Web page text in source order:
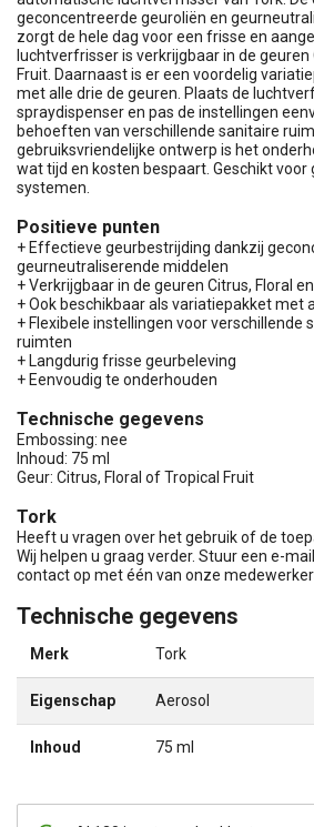
geconcentreerde geuroliën en
zorgt de hele dag voor een frisse en
luchtverfrisser is verkrijgbaar in de geuren
Fruit. Daarnaast is er een voordelig
met alle drie de geuren. Plaats de
spraydispenser en pas de instellingen
behoeften van verschillende sanitaire
gebruiksvriendelijke ontwerp is het
wat tijd en kosten bespaart. Geschikt voor
systemen.
Positieve punten
+ Effectieve geurbestrijding dankzij
geurneutraliserende middelen
+ Verkrijgbaar in de geuren Citrus, Floral
+ Ook beschikbaar als variatiepakket met
+ Flexibele instellingen voor verschillende
ruimten
+ Langdurig frisse geurbeleving
+ Eenvoudig te onderhouden
Technische gegevens
Embossing: nee
Inhoud: 75 ml
Geur: Citrus, Floral of Tropical Fruit
Tork
Heeft u vragen over het gebruik of de
Wij helpen u graag verder. Stuur een e-
contact op met één van onze
Technische gegevens
Merk Tork
Eigenschap Aerosol
Inhoud 75 ml